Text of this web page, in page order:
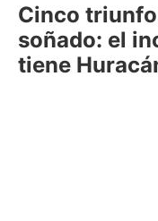
Cinco
soñado: el
tiene